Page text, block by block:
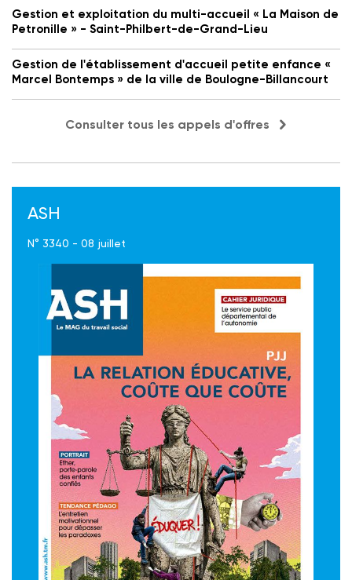
Gestion et exploitation du multi-accueil « La Maison de
Petronille » - Saint-Philbert-de-Grand-Lieu
Gestion de l'établissement d'accueil petite enfance «
Marcel Bontemps » de la ville de Boulogne-Billancourt
Consulter tous les appels d'offres
ASH
N° 3340 - 08 juillet